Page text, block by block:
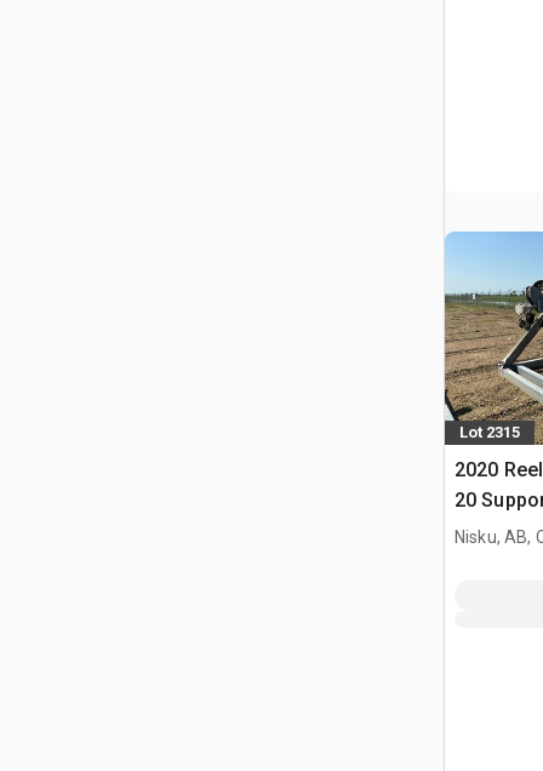
Lot 2315
2020
20
Nisku, AB,